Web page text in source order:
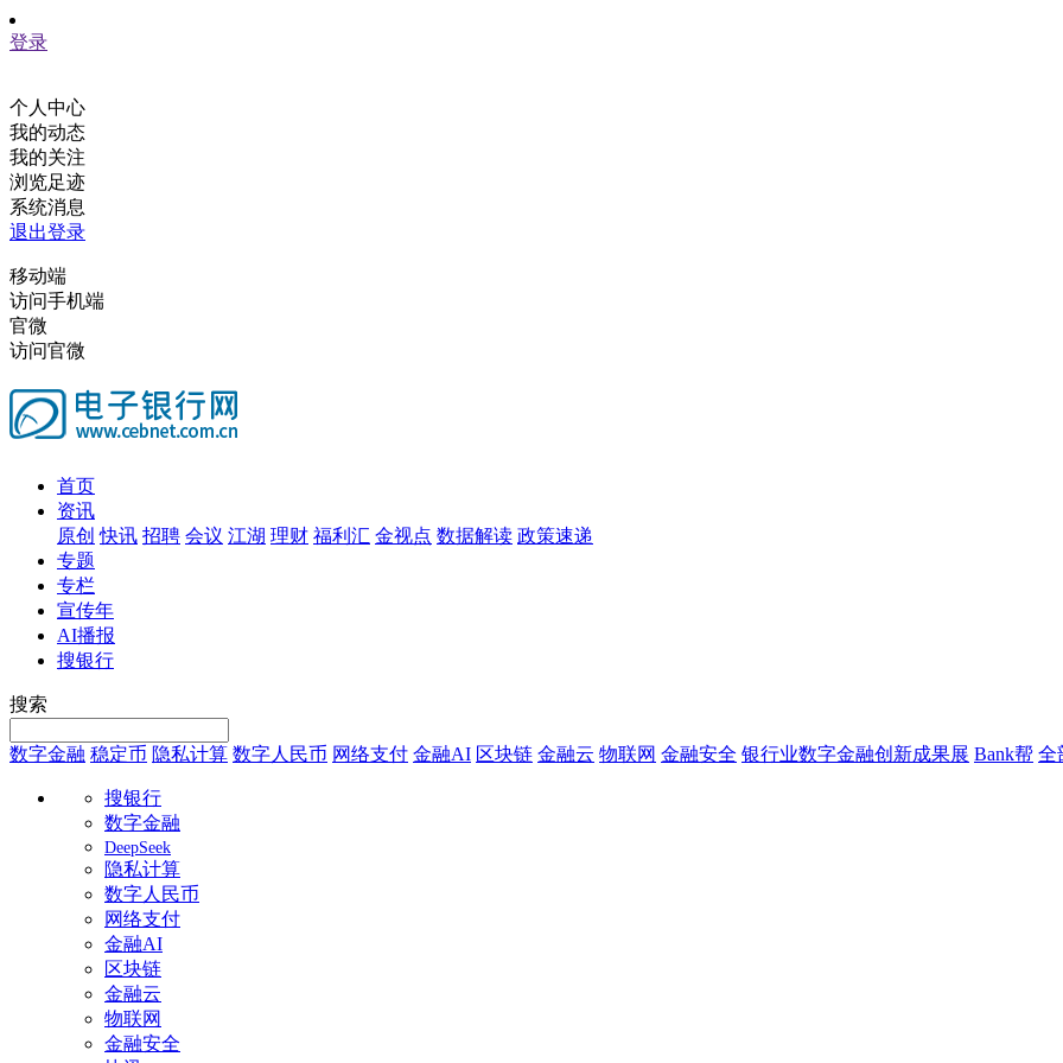
登录
个人中心
我的动态
我的关注
浏览足迹
系统消息
退出登录
移动端
访问手机端
官微
访问官微
首页
资讯
原创 快讯 招聘 会议 江湖 理财 福利汇 金视点 数据解读 政策速递
专题
专栏
宣传年
AI播报
搜银行
搜索
数字金融 稳定币 隐私计算 数字人民币 网络支付 金融AI 区块链 金融云 物联网 金融安全 银行业数字金融创新成果展 Bank帮 全
搜银行
数字金融
DeepSeek
隐私计算
数字人民币
网络支付
金融AI
区块链
金融云
物联网
金融安全